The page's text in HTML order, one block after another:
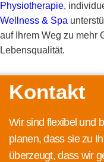
Physiotherapie,
Wellness & Spa
auf Ihrem Weg zu mehr
Lebensqualität.
Kontakt
Wir sind flexibel und
planen, dass sie zu
überzeugt, dass wir